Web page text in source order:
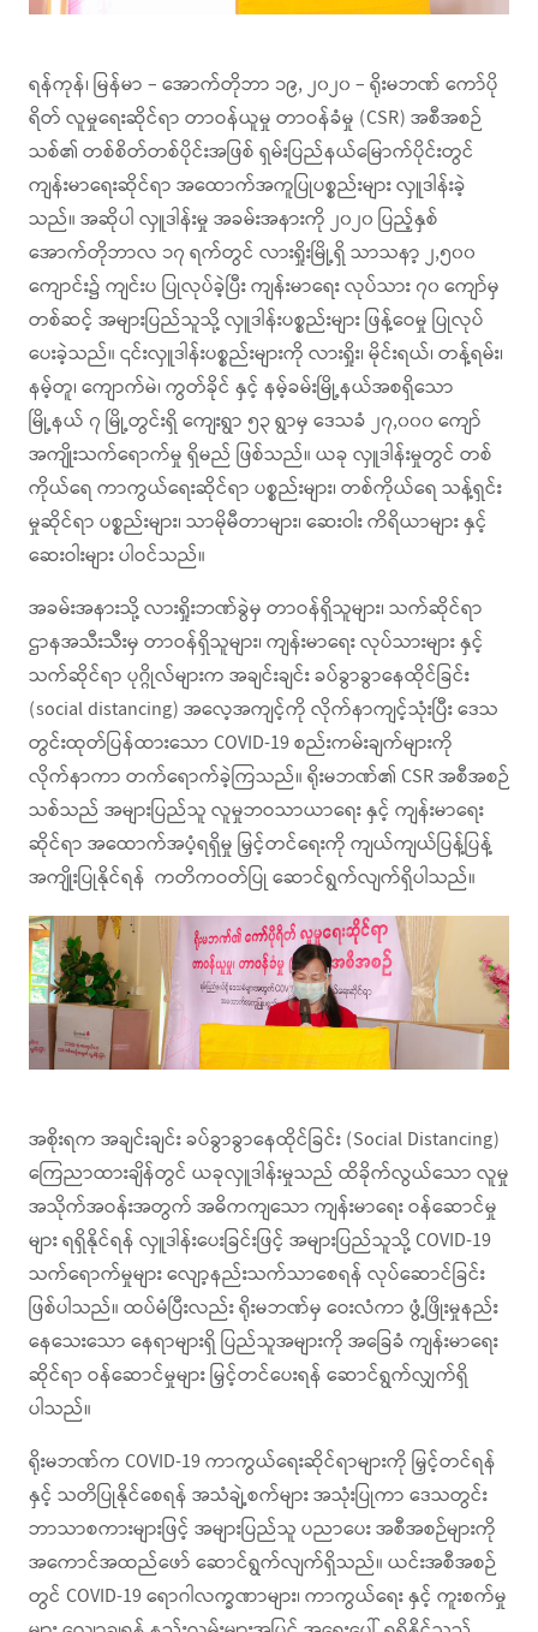
ရန်ကုန်၊ မြန်မာ – အောက်တိုဘာ ၁၉, ၂၀၂၀ – ရိုးမဘဏ် ကော်ပို
ရိတ် လူမှုရေးဆိုင်ရာ တာဝန်ယူမှု တာဝန်ခံမှု (CSR) အစီအစဉ်
သစ်၏ တစ်စိတ်တစ်ပိုင်းအဖြစ် ရှမ်းပြည်နယ်မြောက်ပိုင်းတွင်
ကျန်းမာရေးဆိုင်ရာ အထောက်အကူပြုပစ္စည်းများ လှူဒါန်းခဲ့
သည်။ အဆိုပါ လှူဒါန်းမှု အခမ်းအနားကို ၂၀၂၀ ပြည့်နှစ်
အောက်တိုဘာလ ၁၇ ရက်တွင် လားရှိုးမြို့ရှိ သာသနာ့ ၂,၅၀၀
ကျောင်း၌ ကျင်းပ ပြုလုပ်ခဲ့ပြီး ကျန်းမာရေး လုပ်သား ၇၀ ကျော်မှ
တစ်ဆင့် အများပြည်သူသို့ လှူဒါန်းပစ္စည်းများ ဖြန့်ဝေမှု ပြုလုပ်
ပေးခဲ့သည်။ ၎င်းလှူဒါန်းပစ္စည်းများကို လားရှိုး၊ မိုင်းရယ်၊ တန့်ရမ်း၊
နမ့်တူ၊ ကျောက်မဲ၊ ကွတ်ခိုင် နှင့် နမ့်ခမ်းမြို့နယ်အစရှိသော
မြို့နယ် ၇ မြို့တွင်းရှိ ကျေးရွာ ၅၃ ရွာမှ ဒေသခံ ၂၇,၀၀၀ ကျော်
အကျိုးသက်ရောက်မှု ရှိမည် ဖြစ်သည်။ ယခု လှူဒါန်းမှုတွင် တစ်
ကိုယ်ရေ ကာကွယ်ရေးဆိုင်ရာ ပစ္စည်းများ၊ တစ်ကိုယ်ရေ သန့်ရှင်း
မှုဆိုင်ရာ ပစ္စည်းများ၊ သာမိုမီတာများ၊ ဆေးဝါး ကိရိယာများ နှင့်
ဆေးဝါးများ ပါဝင်သည်။
အခမ်းအနားသို့ လားရှိုးဘဏ်ခွဲမှ တာဝန်ရှိသူများ၊ သက်ဆိုင်ရာ
ဌာနအသီးသီးမှ တာဝန်ရှိသူများ၊ ကျန်းမာရေး လုပ်သားများ နှင့်
သက်ဆိုင်ရာ ပုဂ္ဂိုလ်များက အချင်းချင်း ခပ်ခွာခွာနေထိုင်ခြင်း
(social distancing) အလေ့အကျင့်ကို လိုက်နာကျင့်သုံးပြီး ဒေသ
တွင်းထုတ်ပြန်ထားသော COVID-19 စည်းကမ်းချက်များကို
လိုက်နာကာ တက်ရောက်ခဲ့ကြသည်။ ရိုးမဘဏ်၏ CSR အစီအစဉ်
သစ်သည် အများပြည်သူ လူမှုဘဝသာယာရေး နှင့် ကျန်းမာရေး
ဆိုင်ရာ အထောက်အပံ့ရရှိမှု မြှင့်တင်ရေးကို ကျယ်ကျယ်ပြန့်ပြန့်
အကျိုးပြုနိုင်ရန် ကတိကဝတ်ပြု ဆောင်ရွက်လျက်ရှိပါသည်။
အစိုးရက အချင်းချင်း ခပ်ခွာခွာနေထိုင်ခြင်း (Social Distancing)
ကြေညာထားချိန်တွင် ယခုလှူဒါန်းမှုသည် ထိခိုက်လွယ်သော လူမှု
အသိုက်အဝန်းအတွက် အဓိကကျသော ကျန်းမာရေး ဝန်ဆောင်မှု
များ ရရှိနိုင်ရန် လှူဒါန်းပေးခြင်းဖြင့် အများပြည်သူသို့ COVID-19
သက်ရောက်မှုများ လျော့နည်းသက်သာစေရန် လုပ်ဆောင်ခြင်း
ဖြစ်ပါသည်။ ထပ်မံပြီးလည်း ရိုးမဘဏ်မှ ဝေးလံကာ ဖွံ့ဖြိုးမှုနည်း
နေသေးသော နေရာများရှိ ပြည်သူအများကို အခြေခံ ကျန်းမာရေး
ဆိုင်ရာ ဝန်ဆောင်မှုများ မြှင့်တင်ပေးရန် ဆောင်ရွက်လျှက်ရှိ
ပါသည်။
ရိုးမဘဏ်က COVID-19 ကာကွယ်ရေးဆိုင်ရာများကို မြှင့်တင်ရန်
နှင့် သတိပြုနိုင်စေရန် အသံချဲ့စက်များ အသုံးပြုကာ ဒေသတွင်း
ဘာသာစကားများဖြင့် အများပြည်သူ ပညာပေး အစီအစဉ်များကို
အကောင်အထည်ဖော် ဆောင်ရွက်လျက်ရှိသည်။ ယင်းအစီအစဉ်
တွင် COVID-19 ရောဂါလက္ခဏာများ၊ ကာကွယ်ရေး နှင့် ကူးစက်မှု